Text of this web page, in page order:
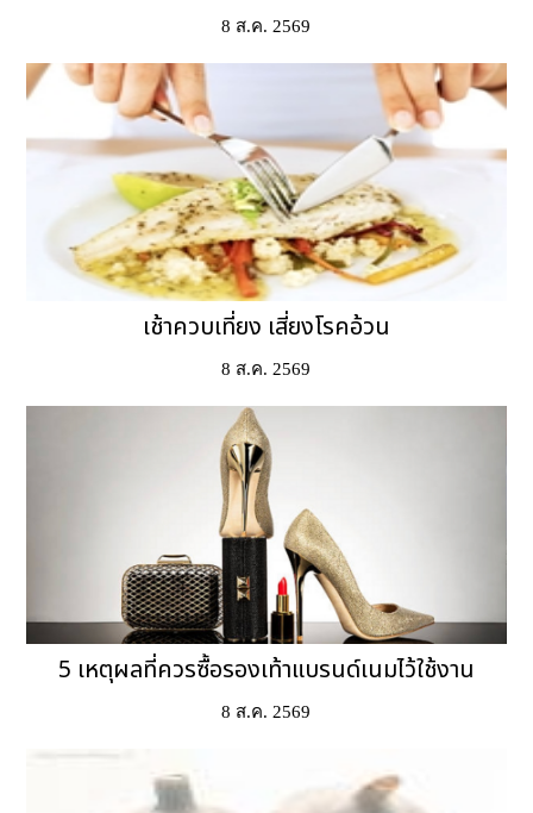
8 ส.ค. 2569
เช้าควบเที่ยง เสี่ยงโรคอ้วน
8 ส.ค. 2569
5 เหตุผลที่ควรซื้อรองเท้าแบรนด์เนมไว้ใช้งาน
8 ส.ค. 2569